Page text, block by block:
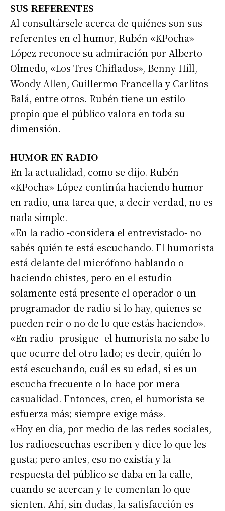
SUS REFERENTES
Al consultársele acerca de quiénes son sus
referentes en el humor, Rubén «KPocha»
López reconoce su admiración por Alberto
Olmedo, «Los Tres Chiflados», Benny Hill,
Woody Allen, Guillermo Francella y Carlitos
Balá, entre otros. Rubén tiene un estilo
propio que el público valora en toda su
dimensión.
HUMOR EN RADIO
En la actualidad, como se dijo. Rubén
«KPocha» López continúa haciendo humor
en radio, una tarea que, a decir verdad, no es
nada simple.
«En la radio -considera el entrevistado- no
sabés quién te está escuchando. El humorista
está delante del micrófono hablando o
haciendo chistes, pero en el estudio
solamente está presente el operador o un
programador de radio si lo hay, quienes se
pueden reir o no de lo que estás haciendo».
«En radio -prosigue- el humorista no sabe lo
que ocurre del otro lado; es decir, quién lo
está escuchando, cuál es su edad, si es un
escucha frecuente o lo hace por mera
casualidad. Entonces, creo, el humorista se
esfuerza más; siempre exige más».
«Hoy en día, por medio de las redes sociales,
los radioescuchas escriben y dice lo que les
gusta; pero antes, eso no existía y la
respuesta del público se daba en la calle,
cuando se acercan y te comentan lo que
sienten. Ahí, sin dudas, la satisfacción es